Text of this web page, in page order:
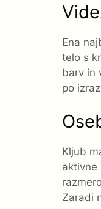
Ena
telo s
barv in
po
Kljub
aktivne
Zaradi